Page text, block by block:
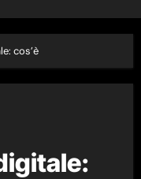
cos’è